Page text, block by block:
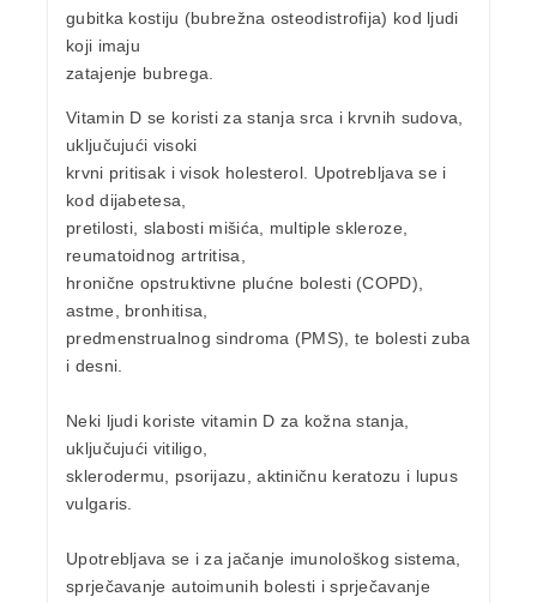
gubitka kostiju (bubrežna osteodistrofija) kod ljudi
koji imaju
zatajenje bubrega.
Vitamin D se koristi za stanjasrca i krvnih sudova,
uključujući visoki
krvni pritisak i visok holesterol. Upotrebljava se i
koddijabetesa,
pretilosti, slabosti mišića, multiple skleroze,
reumatoidnog artritisa,
hronične opstruktivne plućne bolesti (COPD),
astme, bronhitisa,
predmenstrualnog sindroma (PMS), te bolestizuba
i desni.
Neki ljudi koriste vitamin D za kožna stanja,
uključujući vitiligo,
sklerodermu, psorijazu, aktiničnu keratozu i lupus
vulgaris.
Upotrebljava se i za jačanje imunološkog sistema,
sprječavanje autoimunih bolesti i sprječavanje